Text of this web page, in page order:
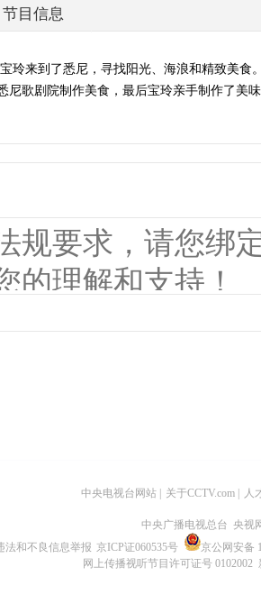
节目信息
玲来到了悉尼，寻找阳光、海浪和精致美
尼歌剧院制作美食，最后宝玲亲手制作了美
中央电视台网站 关于CCTV.com 人
中央广播电视总台 央视
法和不良信息举报 京ICP证060535号
京公网安备
网上传播视听节目许可证号 0102002